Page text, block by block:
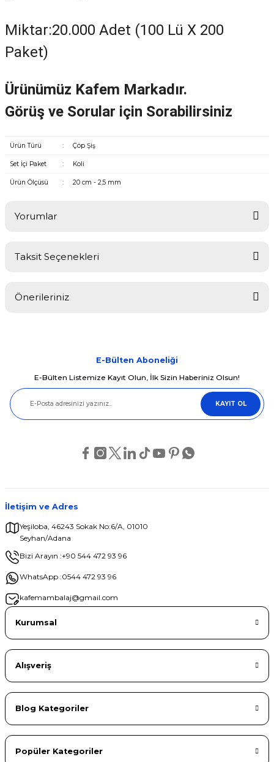
Miktar:20.000 Adet (100 Lü X 200
Paket)
Ürünümüz Kafem Markadır.
Görüş ve Sorular için Sorabilirsiniz
Ürün Türü : Çöp Şiş
Set İçi Paket : Koli
Ürün Ölçüsü : 20 cm - 2,5 mm
Yorumlar
Taksit Seçenekleri
Önerileriniz
Görüş ve önerileriniz için teşekkür ederiz.
Ürün resmi kalitesiz, bozuk veya görüntülenemiyor.
Ürün açıklamasında eksik bilgiler bulunuyor.
Bu ürüne benzer farklı alternatifler olmalı.
E-Bülten Aboneliği
E-Bülten Listemize Kayıt Olun, İlk Sizin Haberiniz Olsun!
KAYIT OL
İletişim ve Adres
Yeşiloba, 46243 Sokak No:6/A, 01010
Seyhan/Adana
Bizi Arayın :+90 544 472 93 96
WhatsApp :0544 472 93 96
kafemambalaj@gmail.com
Kurumsal
Alışveriş
Blog Kategoriler
Popüler Kategoriler